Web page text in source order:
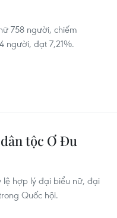
758 người, chiếm
người, đạt 7,21%.
tộc Ơ Đu
hợp lý đại biểu nữ, đại
Quốc hội.